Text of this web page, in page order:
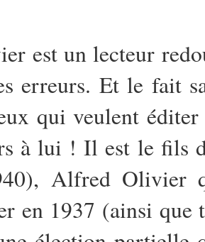
est un lecteur
erreurs. Et le fait
qui veulent éditer
à lui ! Il est le fils
Alfred Olivier
en 1937 (ainsi que